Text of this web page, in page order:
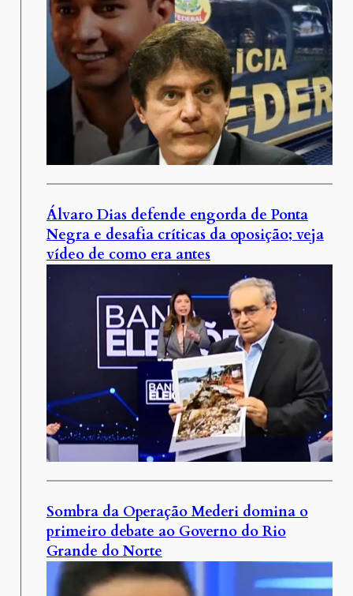
Álvaro Dias defende engorda de Ponta
Negra e desafia críticas da oposição; veja
vídeo de como era antes
Sombra da Operação Mederi domina o
primeiro debate ao Governo do Rio
Grande do Norte